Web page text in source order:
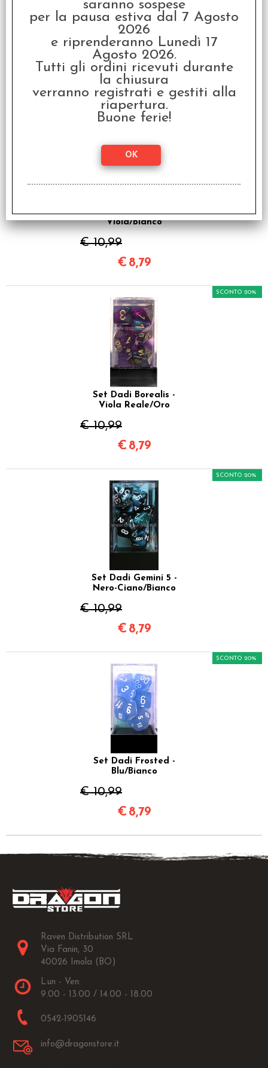
Set Dadi Borealis -
Ciano/Oro
€ 10,99
€8,79
Set Dadi Borealis -
Viola/Bianco
€ 10,99
€ 8,79
Set Dadi Borealis -
Viola Reale/Oro
€ 10,99
SCONTO 20%
€ 8,79
Set Dadi Gemini 5 -
Nero-Ciano/Bianco
€ 10,99
SCONTO 20%
€ 8,79
Set Dadi Frosted -
Blu/Bianco
€ 10,99
SCONTO 20%
€ 8,79
Raven Distribution SRL
Via Fanin, 30
40026 Imola (BO)
Lun - Ven:
9.00 - 13.00 / 14.00 - 18.00
0542-1905146
info@dragonstore.it
saranno sospese
per la pausa estiva dal 7 Agosto
2026
e riprenderanno Lunedì 17
Agosto 2026.
Tutti gli ordini ricevuti durante
la chiusura
verranno registrati e gestiti alla
riapertura.
Buone ferie!